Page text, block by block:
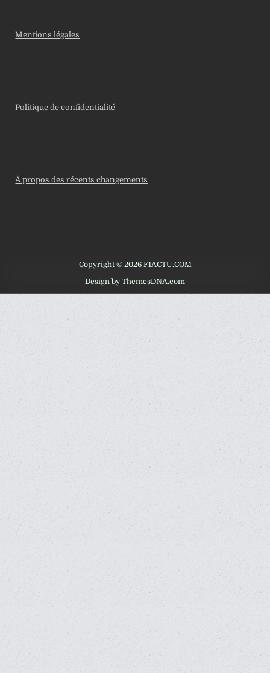
Mentions légales
Politique de confidentialité
À propos des récents changements
Copyright © 2026 F1ACTU.COM
Design by ThemesDNA.com